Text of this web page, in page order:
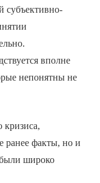
субъективно-
вполне
непонятны не
кризиса,
ранее факты, но и
широко